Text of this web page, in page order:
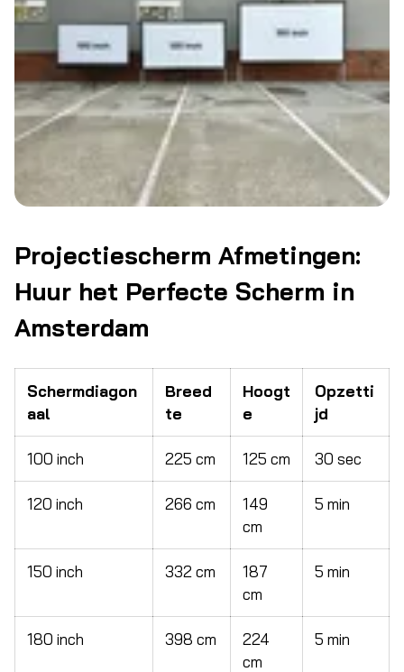
Projectiescherm Afmetingen:
Huur het Perfecte Scherm in
Amsterdam
Schermdiagon
aal
Breed
te
Hoogt
e
Opzetti
jd
100 inch 225 cm 125 cm 30 sec
120 inch 266 cm
149
cm
5 min
150 inch 332 cm
187
cm
5 min
180 inch 398 cm
224
cm
5 min